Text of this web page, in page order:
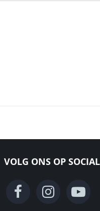
VOLG ONS OP